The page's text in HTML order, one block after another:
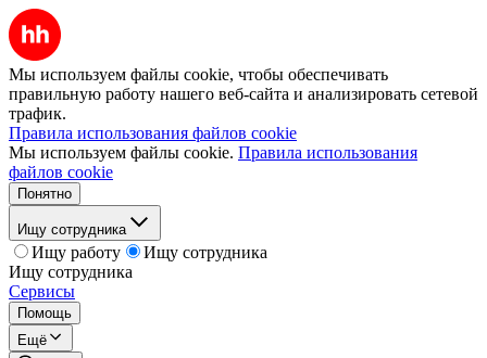
Мы используем файлы cookie, чтобы обеспечивать
правильную работу нашего веб-сайта и анализировать сетевой
трафик.
Правила использования файлов cookie
Мы используем файлы cookie. Правила использования
файлов cookie
Понятно
Ищу сотрудника
Ищу работу
Ищу сотрудника
Ищу сотрудника
Сервисы
Помощь
Ещё